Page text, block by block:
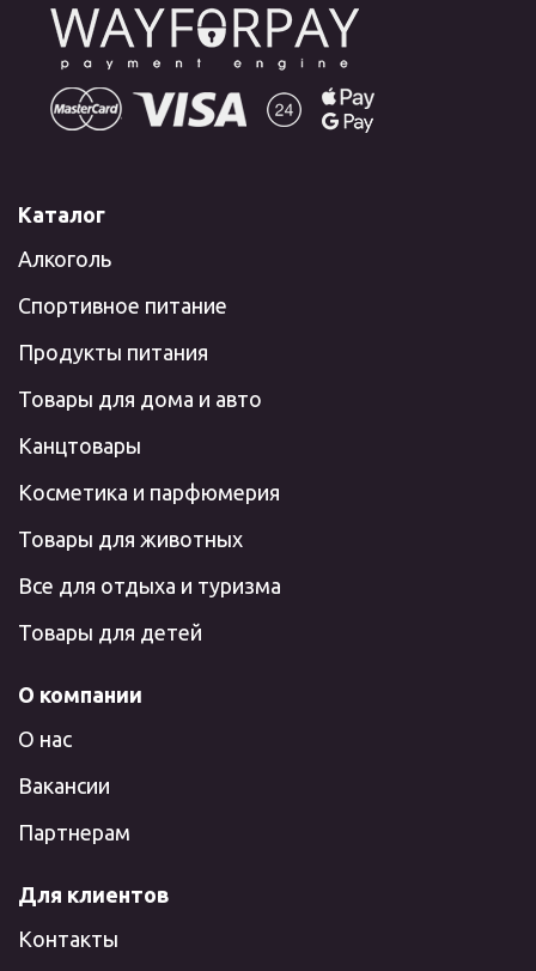
Каталог
Алкоголь
Спортивное питание
Продукты питания
Товары для дома и авто
Канцтовары
Косметика и парфюмерия
Товары для животных
Все для отдыха и туризма
Товары для детей
О компании
О нас
Вакансии
Партнерам
Для клиентов
Контакты